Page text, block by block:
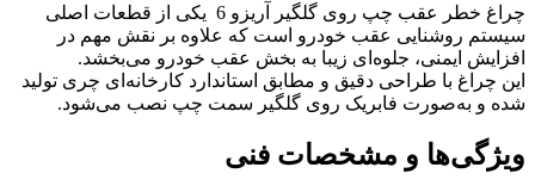
چراغ خطر عقب چپ روی گلگیر آریزو 6 یکی از قطعات اصلی
سیستم روشنایی عقب خودرو است که علاوه بر نقش مهم در
افزایش ایمنی، جلوه‌ای زیبا به بخش عقب خودرو می‌بخشد.
این چراغ با طراحی دقیق و مطابق استاندارد کارخانه‌ای چری تولید
شده و به‌صورت فابریک روی گلگیر سمت چپ نصب می‌شود.
ویژگی‌ها و مشخصات فنی